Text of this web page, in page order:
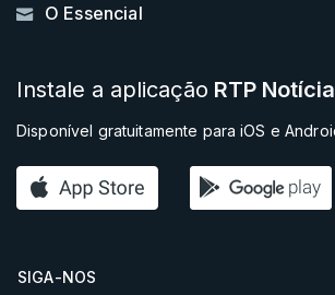
O Essencial
Instale a aplicação RTP
Disponível gratuitamente para iOS e
SIGA-NOS